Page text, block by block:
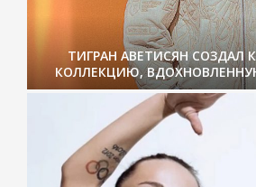
ТИГРАН АВЕТИСЯН СОЗДАЛ
КОЛЛЕКЦИЮ,